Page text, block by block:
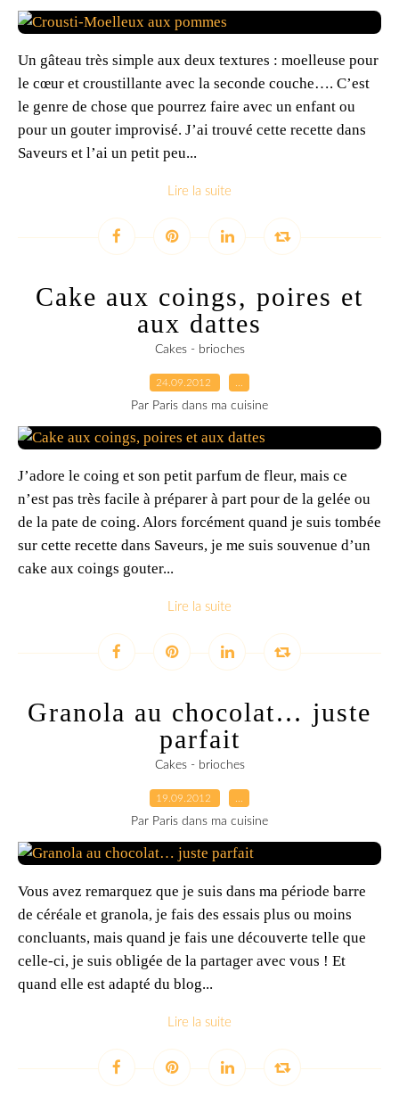
Un gâteau très simple aux deux textures : moelleuse pour
le cœur et croustillante avec la seconde couche…. C’est
le genre de chose que pourrez faire avec un enfant ou
pour un gouter improvisé. J’ai trouvé cette recette dans
Saveurs et l’ai un petit peu...
Lire la suite
Cake aux coings, poires et
aux dattes
Cakes - brioches
24.09.2012
Par Paris dans ma cuisine
J’adore le coing et son petit parfum de fleur, mais ce
n’est pas très facile à préparer à part pour de la gelée ou
de la pate de coing. Alors forcément quand je suis tombée
sur cette recette dans Saveurs, je me suis souvenue d’un
cake aux coings gouter...
Lire la suite
Granola au chocolat… juste
parfait
Cakes - brioches
19.09.2012
Par Paris dans ma cuisine
Vous avez remarquez que je suis dans ma période barre
de céréale et granola, je fais des essais plus ou moins
concluants, mais quand je fais une découverte telle que
celle-ci, je suis obligée de la partager avec vous ! Et
quand elle est adapté du blog...
Lire la suite